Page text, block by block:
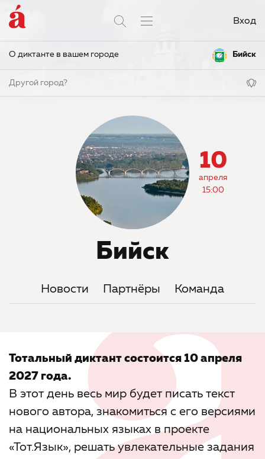
Вход
О диктанте в вашем городе Бийск
Другой город?
10
апреля
15:00
Бийск
Новости Партнёры Команда
Тотальный диктант состоится 10 апреля
2027 года.
В этот день весь мир будет писать текст
нового автора, знакомиться с его версиями
на национальных языках в проекте
«Тот.Язык», решать увлекательные задания